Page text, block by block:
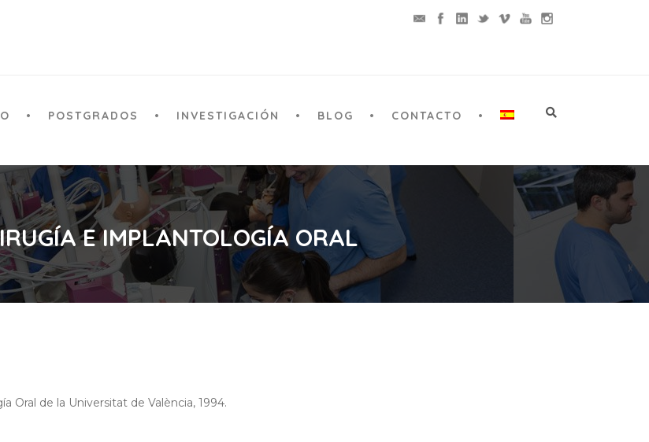
POSTGRADOS INVESTIGACIÓN BLOG CONTACTO
E IMPLANTOLOGÍA ORAL
Oral de la Universitat de València, 1994.